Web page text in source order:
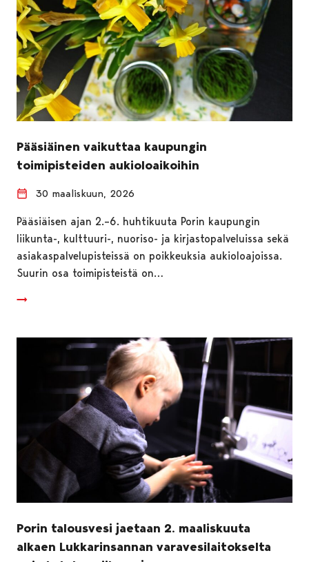
Pääsiäinen vaikuttaa kaupungin
toimipisteiden aukioloaikoihin
30 maaliskuun, 2026
Pääsiäisen ajan 2.–6. huhtikuuta Porin kaupungin
liikunta-, kulttuuri-, nuoriso- ja kirjastopalveluissa sekä
asiakaspalvelupisteissä on poikkeuksia aukioloajoissa.
Suurin osa toimipisteistä on…
Porin talousvesi jaetaan 2. maaliskuuta
alkaen Lukkarinsannan varavesilaitokselta